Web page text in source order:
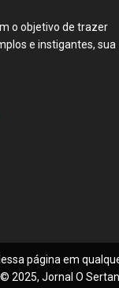
o objetivo de trazer
e instigantes, sua
página em
© 2025, Jornal O